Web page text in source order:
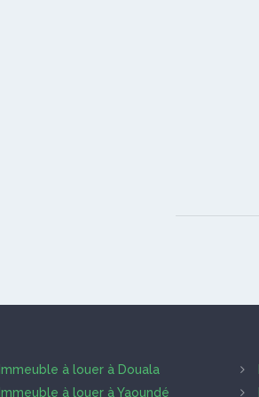
Immeuble à louer à Douala
Immeuble à louer à Yaoundé